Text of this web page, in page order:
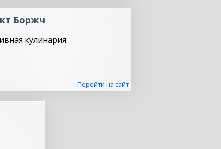
Боржч
кулинария.
Перейти на сайт